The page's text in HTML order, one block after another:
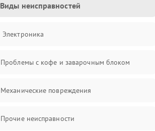
Виды неисправностей
Электроника
Проблемы с кофе и заварочным блоком
Механические повреждения
Прочие неисправности